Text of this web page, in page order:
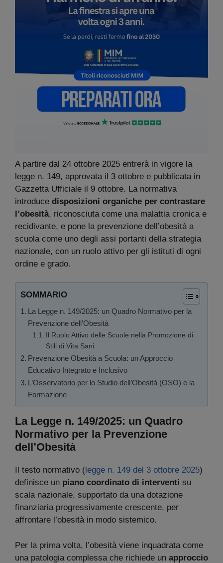
A partire dal 24 ottobre 2025 entrerà in vigore la
legge n. 149, approvata il 3 ottobre e pubblicata in
Gazzetta Ufficiale il 9 ottobre. La normativa
introduce disposizioni organiche per contrastare
l’obesità, riconosciuta come una malattia cronica e
recidivante, e pone la prevenzione dell’obesità a
scuola come uno degli assi portanti della strategia
nazionale, con un ruolo attivo per gli istituti di ogni
ordine e grado.
SOMMARIO
La Legge n. 149/2025: un Quadro Normativo per la
Prevenzione dell’Obesità
Il Ruolo Attivo delle Scuole nella Promozione di
Stili di Vita Sani
Prevenzione Obesità a Scuola: un Approccio
Educativo Integrato e Inclusivo
L’Osservatorio per lo Studio dell’Obesità (OSO) e la
Formazione
La Legge n. 149/2025: un Quadro
Normativo per la Prevenzione
dell’Obesità
Il testo normativo ( legge n. 149 del 3 ottobre 2025)
definisce un piano coordinato di interventi su
scala nazionale, supportato da una dotazione
finanziaria progressivamente crescente, per
affrontare l’obesità in modo sistemico.
Per la prima volta, l’obesità viene inquadrata come
una patologia complessa che richiede un approccio